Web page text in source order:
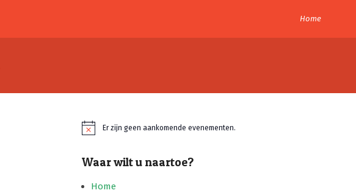
Home
BerichtEr zijn geen aankomende evenementen.
Waar wilt u naartoe?
Home